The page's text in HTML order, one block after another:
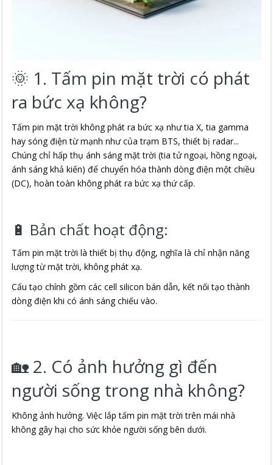
🌞 1. Tấm pin mặt trời có phát
ra bức xạ không?
Tấm pin mặt trời không phát ra bức xạ như tia X, tia gamma
hay sóng điện từ mạnh như của trạm BTS, thiết bị radar...
Chúng chỉ hấp thụ ánh sáng mặt trời (tia tử ngoại, hồng ngoại,
ánh sáng khả kiến) để chuyển hóa thành dòng điện một chiều
(DC), hoàn toàn không phát ra bức xạ thứ cấp.
🔋 Bản chất hoạt động:
Tấm pin mặt trời là thiết bị thụ động, nghĩa là chỉ nhận năng
lượng từ mặt trời, không phát xạ.
Cấu tạo chính gồm các cell silicon bán dẫn, kết nối tạo thành
dòng điện khi có ánh sáng chiếu vào.
🏡 2. Có ảnh hưởng gì đến
người sống trong nhà không?
Không ảnh hưởng. Việc lắp tấm pin mặt trời trên mái nhà
không gây hại cho sức khỏe người sống bên dưới.